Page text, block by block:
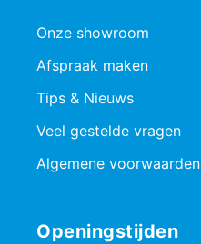
Onze showroom
Afspraak maken
Tips & Nieuws
Veel gestelde vragen
Algemene voorwaarden
Openingstijden